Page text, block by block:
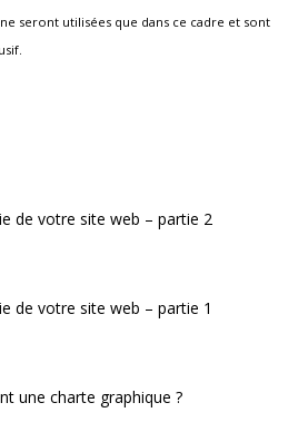
seront utilisées que dans ce cadre et sont
de votre site web – partie 2
de votre site web – partie 1
une charte graphique ?